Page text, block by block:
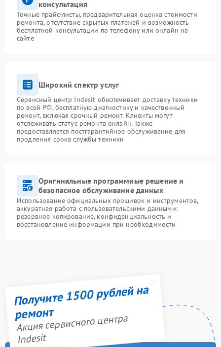
консультация
Точные прайс-листы, предварительная оценка стоимости
ремонта, отсутствие скрытых платежей и возможность
бесплатной консультации по телефону или онлайн на
сайте
Широкий спектр услуг
Сервисный центр Indesit обеспечивает доставку техники
по всей РФ, бесплатную диагностику и качественный
ремонт, включая срочный ремонт. Клиенты могут
отслеживать статус ремонта онлайн. Также
предоставляется постгарантийное обслуживание для
продления срока службы техники
Оригинальные программные решение и
безопасное обслуживание данных
Использование официальных прошивок и инструментов,
аккуратная работа с пользовательскими данными:
резервное копирование, конфиденциальность и
восстановление информации при необходимости
Получите 1500 рублей на
ремонт
Акция сервисного центра
Indesit